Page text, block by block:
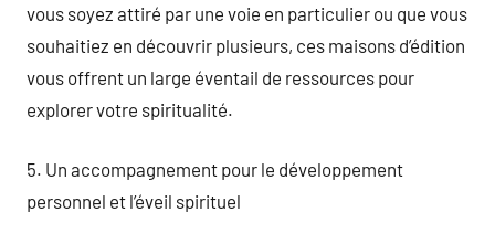
vous soyez attiré par une voie en particulier ou que vous
souhaitiez en découvrir plusieurs, ces maisons d’édition
vous offrent un large éventail de ressources pour
explorer votre spiritualité.
5. Un accompagnement pour le développement
personnel et l’éveil spirituel